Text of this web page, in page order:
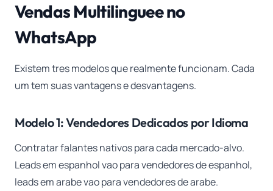
Vendas Multilinguee no
WhatsApp
Existem tres modelos que realmente funcionam. Cada
um tem suas vantagens e desvantagens.
Modelo 1: Vendedores Dedicados por Idioma
Contratar falantes nativos para cada mercado-alvo.
Leads em espanhol vao para vendedores de espanhol,
leads em arabe vao para vendedores de arabe.